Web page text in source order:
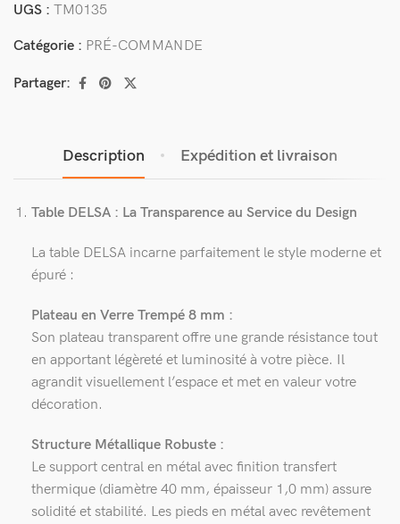
UGS : TM0135
Catégorie : PRÉ-COMMANDE
Partager:
Description Expédition et livraison
Table DELSA : La Transparence au Service du Design
La table DELSA incarne parfaitement le style moderne et
épuré :
Plateau en Verre Trempé 8 mm :
Son plateau transparent offre une grande résistance tout
en apportant légèreté et luminosité à votre pièce. Il
agrandit visuellement l’espace et met en valeur votre
décoration.
Structure Métallique Robuste :
Le support central en métal avec finition transfert
thermique (diamètre 40 mm, épaisseur 1,0 mm) assure
solidité et stabilité. Les pieds en métal avec revêtement